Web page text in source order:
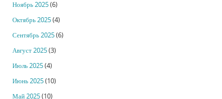
Ноябрь 2025(6)
Октябрь 2025(4)
Сентябрь 2025(6)
Август 2025(3)
Июль 2025(4)
Июнь 2025(10)
Май 2025(10)